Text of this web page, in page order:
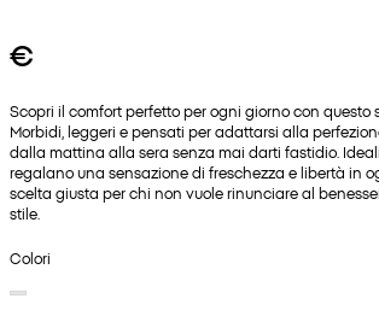
€
Scopri il comfort perfetto per ogni giorno con questo
Morbidi, leggeri e pensati per adattarsi alla
dalla mattina alla sera senza mai darti fastidio.
regalano una sensazione di freschezza e libertà in
scelta giusta per chi non vuole rinunciare al
stile.
Colori